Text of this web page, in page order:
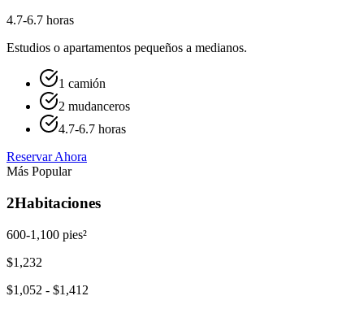
4.7-6.7 horas
Estudios o apartamentos pequeños a medianos.
1 camión
2 mudanceros
4.7-6.7 horas
Reservar Ahora
Más Popular
2Habitaciones
600-1,100 pies²
$1,232
$1,052 - $1,412